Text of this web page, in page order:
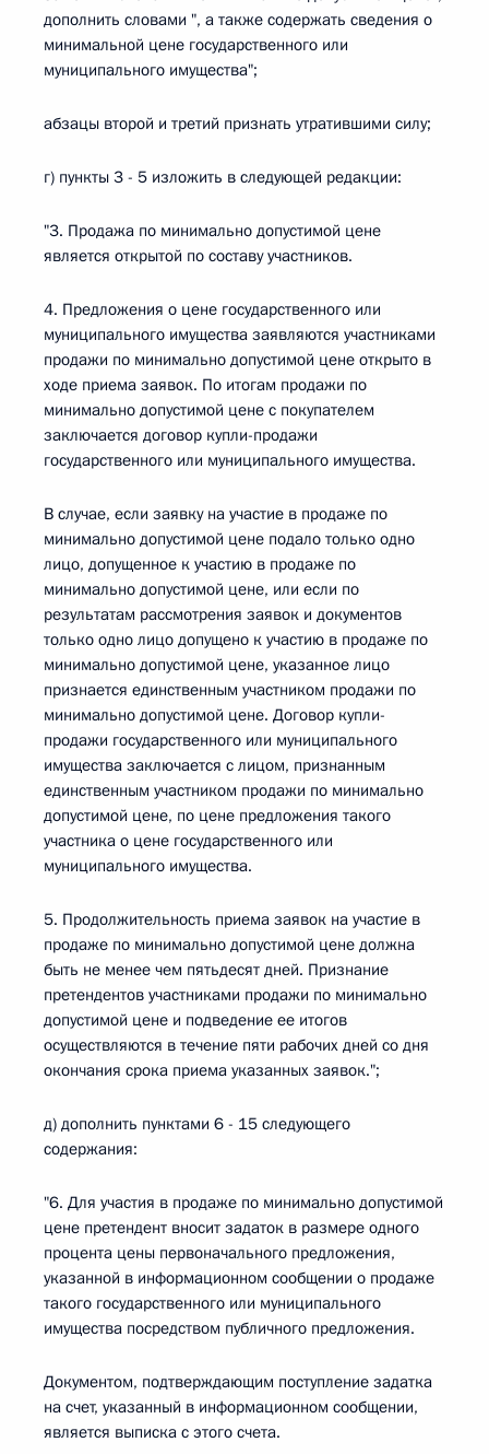
дополнить словами ", а также содержать сведения о
минимальной цене государственного или
муниципального имущества";
абзацы второй и третий признать утратившими силу;
г) пункты 3 - 5 изложить в следующей редакции:
"3. Продажа по минимально допустимой цене
является открытой по составу участников.
4. Предложения о цене государственного или
муниципального имущества заявляются участниками
продажи по минимально допустимой цене открыто в
ходе приема заявок. По итогам продажи по
минимально допустимой цене с покупателем
заключается договор купли-продажи
государственного или муниципального имущества.
В случае, если заявку на участие в продаже по
минимально допустимой цене подало только одно
лицо, допущенное к участию в продаже по
минимально допустимой цене, или если по
результатам рассмотрения заявок и документов
только одно лицо допущено к участию в продаже по
минимально допустимой цене, указанное лицо
признается единственным участником продажи по
минимально допустимой цене. Договор купли-
продажи государственного или муниципального
имущества заключается с лицом, признанным
единственным участником продажи по минимально
допустимой цене, по цене предложения такого
участника о цене государственного или
муниципального имущества.
5. Продолжительность приема заявок на участие в
продаже по минимально допустимой цене должна
быть не менее чем пятьдесят дней. Признание
претендентов участниками продажи по минимально
допустимой цене и подведение ее итогов
осуществляются в течение пяти рабочих дней со дня
окончания срока приема указанных заявок.";
д) дополнить пунктами 6 - 15 следующего
содержания:
"6. Для участия в продаже по минимально допустимой
цене претендент вносит задаток в размере одного
процента цены первоначального предложения,
указанной в информационном сообщении о продаже
такого государственного или муниципального
имущества посредством публичного предложения.
Документом, подтверждающим поступление задатка
на счет, указанный в информационном сообщении,
является выписка с этого счета.